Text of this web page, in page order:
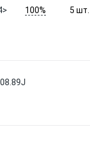
100% 5 шт.